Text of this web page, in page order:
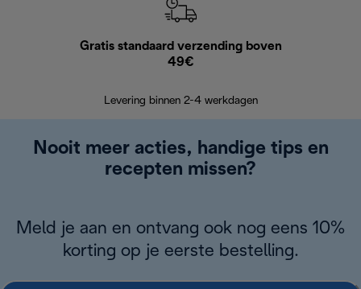
Gratis standaard verzending boven
49€
Levering binnen 2-4 werkdagen
Nooit meer acties, handige tips en
recepten missen?
Meld je aan en ontvang ook nog eens 10%
korting op je eerste bestelling.